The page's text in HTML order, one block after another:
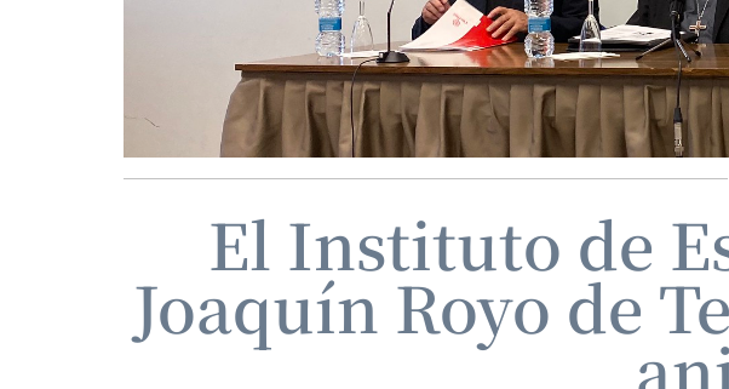
El Instituto de
Joaquín Royo de